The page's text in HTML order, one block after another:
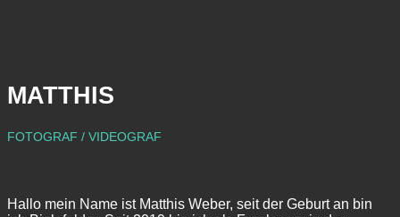
MATTHIS
FOTOGRAF / VIDEOGRAF
Hallo mein Name ist Matthis Weber, seit der Geburt an bin